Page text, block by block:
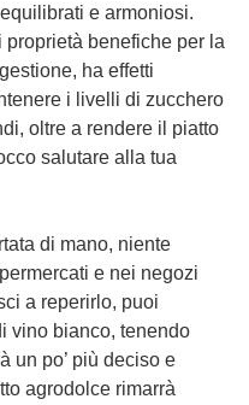
e armoniosi.
proprietà benefiche per la
ha effetti
i livelli di zucchero
oltre a rendere il piatto
salutare alla tua
di mano, niente
e nei negozi
a reperirlo, puoi
vino bianco, tenendo
un po’ più deciso e
agrodolce rimarrà